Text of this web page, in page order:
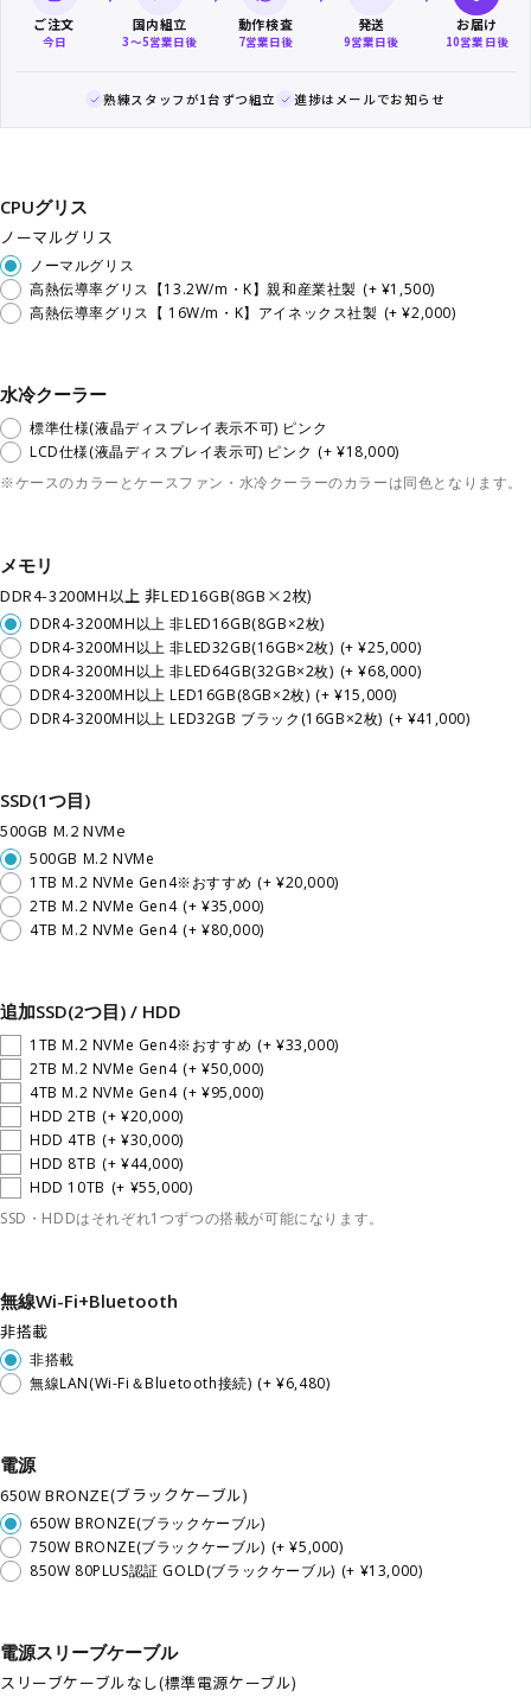
ご注文
今日
国内組立
3〜5営業日後
動作検査
7営業日後
発送
9営業日後
お届け
10営業日後
熟練スタッフが1台ずつ組立 進捗はメールでお知らせ
CPUグリス
ノーマルグリス
ノーマルグリス
高熱伝導率グリス【13.2W/m・K】親和産業社製 (+ ¥1,500)
高熱伝導率グリス【 16W/m・K】アイネックス社製 (+ ¥2,000)
水冷クーラー
標準仕様(液晶ディスプレイ表示不可) ピンク
LCD仕様(液晶ディスプレイ表示可) ピンク (+ ¥18,000)
※ケースのカラーとケースファン・水冷クーラーのカラーは同色となります。
メモリ
DDR4-3200MH以上 非LED16GB(8GB×2枚)
DDR4-3200MH以上 非LED16GB(8GB×2枚)
DDR4-3200MH以上 非LED32GB(16GB×2枚) (+ ¥25,000)
DDR4-3200MH以上 非LED64GB(32GB×2枚) (+ ¥68,000)
DDR4-3200MH以上 LED16GB(8GB×2枚) (+ ¥15,000)
DDR4-3200MH以上 LED32GB ブラック(16GB×2枚) (+ ¥41,000)
SSD(1つ目)
500GB M.2 NVMe
500GB M.2 NVMe
1TB M.2 NVMe Gen4※おすすめ (+ ¥20,000)
2TB M.2 NVMe Gen4 (+ ¥35,000)
4TB M.2 NVMe Gen4 (+ ¥80,000)
追加SSD(2つ目) / HDD
1TB M.2 NVMe Gen4※おすすめ (+ ¥33,000)
2TB M.2 NVMe Gen4 (+ ¥50,000)
4TB M.2 NVMe Gen4 (+ ¥95,000)
HDD 2TB (+ ¥20,000)
HDD 4TB (+ ¥30,000)
HDD 8TB (+ ¥44,000)
HDD 10TB (+ ¥55,000)
SSD・HDDはそれぞれ1つずつの搭載が可能になります。
無線Wi-Fi+Bluetooth
非搭載
非搭載
無線LAN(Wi-Fi＆Bluetooth接続) (+ ¥6,480)
電源
650W BRONZE(ブラックケーブル)
650W BRONZE(ブラックケーブル)
750W BRONZE(ブラックケーブル) (+ ¥5,000)
850W 80PLUS認証 GOLD(ブラックケーブル) (+ ¥13,000)
電源スリーブケーブル
スリーブケーブルなし(標準電源ケーブル)